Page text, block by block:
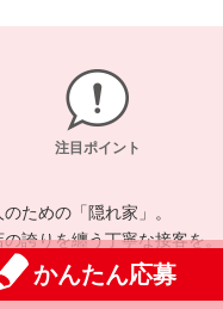
注目ポイント
ための「隠れ家」。
誇りを纏う丁寧な接客を。
かんたん応募